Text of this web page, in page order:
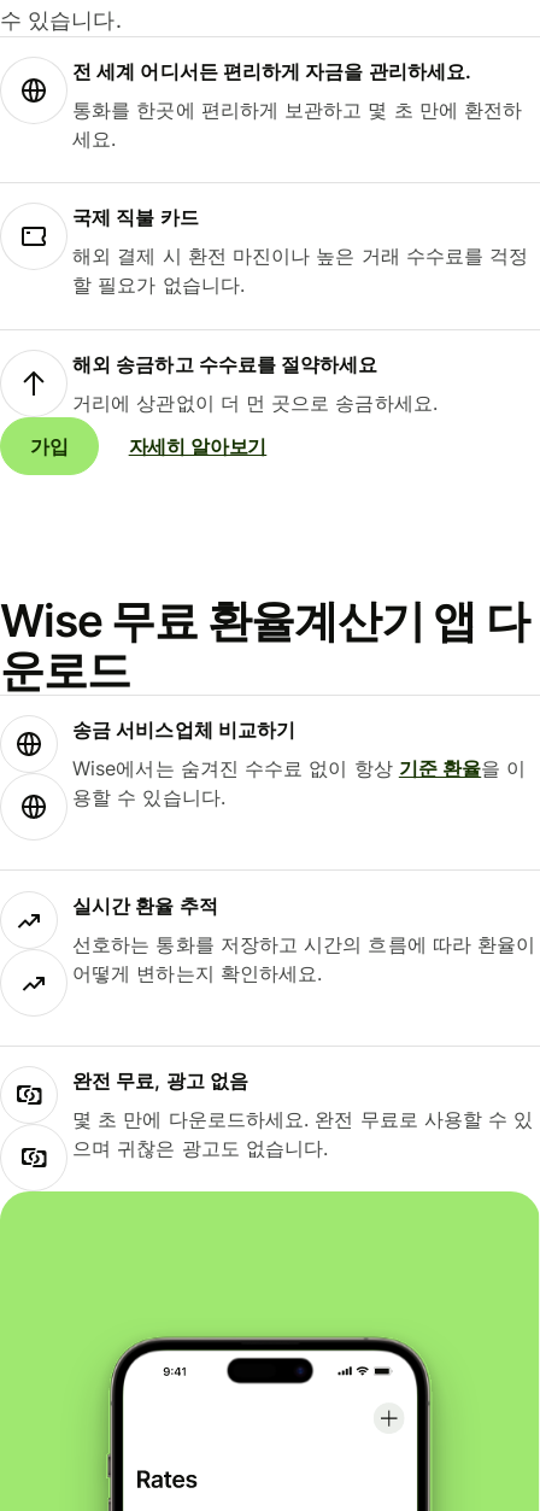
수 있습니다.
전 세계 어디서든 편리하게 자금을 관리하세요.
통화를 한곳에 편리하게 보관하고 몇 초 만에 환전하
세요.
국제 직불 카드
해외 결제 시 환전 마진이나 높은 거래 수수료를 걱정
할 필요가 없습니다.
해외 송금하고 수수료를 절약하세요
거리에 상관없이 더 먼 곳으로 송금하세요.
가입
자세히 알아보기
Wise 무료 환율계산기 앱 다
운로드
송금 서비스업체 비교하기
Wise에서는 숨겨진 수수료 없이 항상 기준 환율을 이
용할 수 있습니다.
실시간 환율 추적
선호하는 통화를 저장하고 시간의 흐름에 따라 환율이
어떻게 변하는지 확인하세요.
완전 무료, 광고 없음
몇 초 만에 다운로드하세요. 완전 무료로 사용할 수 있
으며 귀찮은 광고도 없습니다.